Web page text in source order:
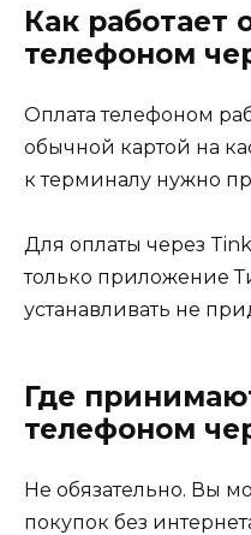
Как работает
телефоном
Оплата телефоном
обычной картой на
к терминалу нужно
Для оплаты через
только приложение
устанавливать не
Где
телефоном
Не обязательно. Вы
покупок без